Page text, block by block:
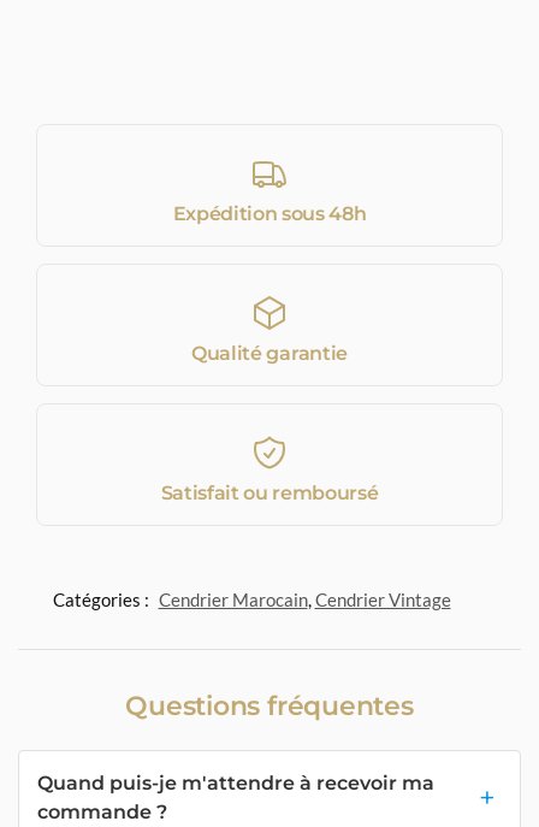
Expédition sous 48h
Qualité garantie
Satisfait ou remboursé
Catégories : Cendrier Marocain,Cendrier Vintage
Questions fréquentes
Quand puis-je m'attendre à recevoir ma
commande ?